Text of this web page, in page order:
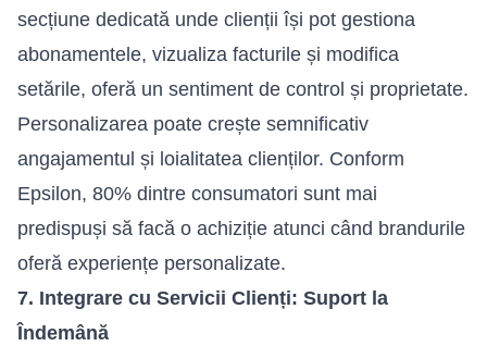
secțiune dedicată unde clienții își pot gestiona
abonamentele, vizualiza facturile și modifica
setările, oferă un sentiment de control și proprietate.
Personalizarea poate crește semnificativ
angajamentul și loialitatea clienților. Conform
Epsilon, 80% dintre consumatori sunt mai
predispuși să facă o achiziție atunci când brandurile
oferă experiențe personalizate.
7. Integrare cu Servicii Clienți: Suport la
Îndemână